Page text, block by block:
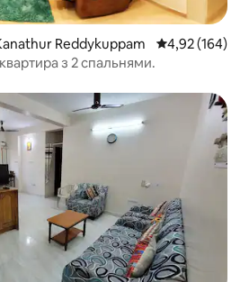
Reddykuppam Середня
4,92 (164)
з 2 спальнями.